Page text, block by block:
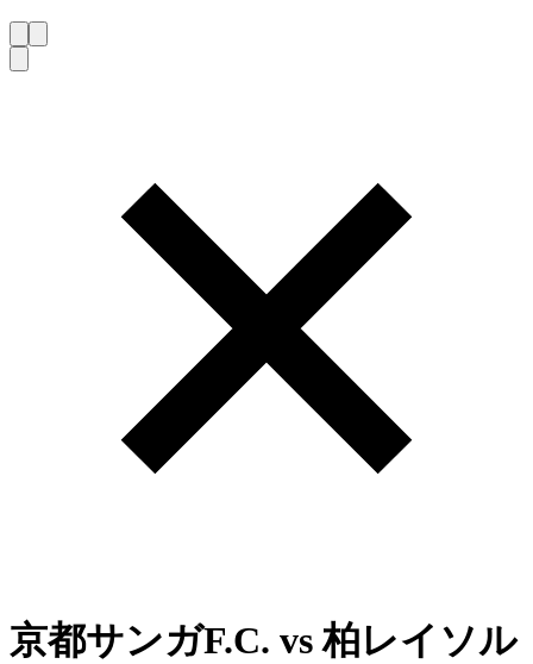
京都サンガF.C. vs柏レイソル